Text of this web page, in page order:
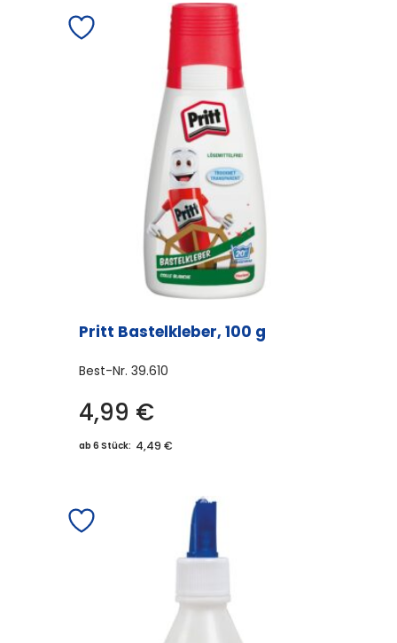
Pritt Bastelkleber, 100 g
Best-Nr. 39.610
4,99 €
ab 6 Stück: 4,49 €